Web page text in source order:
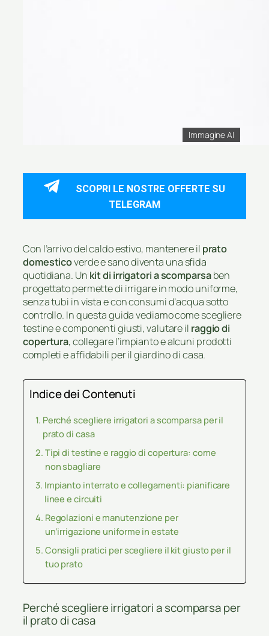
Immagine AI
SCOPRI LE NOSTRE OFFERTE SU
TELEGRAM
Con l’arrivo del caldo estivo, mantenere il prato
domesticoverde e sano diventa una sfida
quotidiana. Un kit di irrigatori a scomparsaben
progettato permette di irrigare in modo uniforme,
senza tubi in vista e con consumi d’acqua sotto
controllo. In questa guida vediamo come scegliere
testine e componenti giusti, valutare il raggio di
copertura, collegare l’impianto e alcuni prodotti
completi e affidabili per il giardino di casa.
Indice dei Contenuti
Perché scegliere irrigatori a scomparsa per il
prato di casa
Tipi di testine e raggio di copertura: come
non sbagliare
Impianto interrato e collegamenti: pianificare
linee e circuiti
Regolazioni e manutenzione per
un’irrigazione uniforme in estate
Consigli pratici per scegliere il kit giusto per il
tuo prato
Perché scegliere irrigatori a scomparsa per
il prato di casa